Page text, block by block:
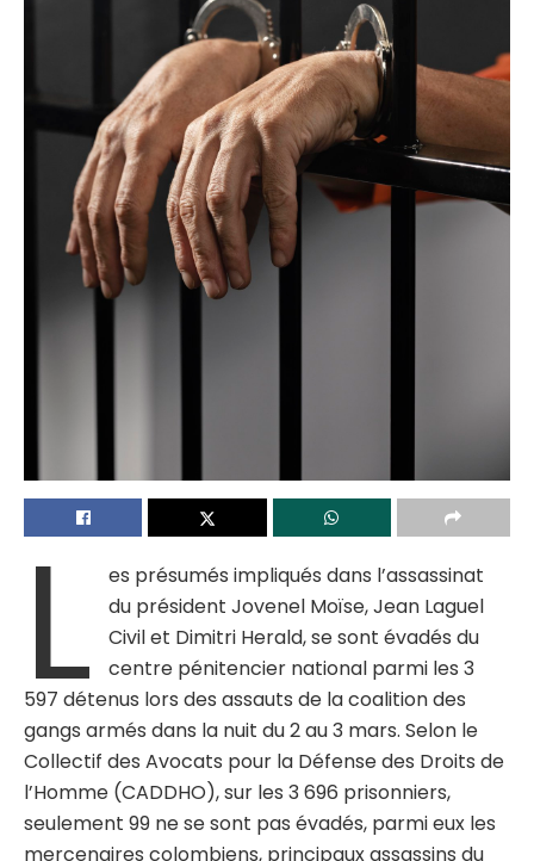
L
es présumés impliqués dans l’assassinat
du président Jovenel Moïse, Jean Laguel
Civil et Dimitri Herald, se sont évadés du
centre pénitencier national parmi les 3
597 détenus lors des assauts de la coalition des
gangs armés dans la nuit du 2 au 3 mars. Selon le
Collectif des Avocats pour la Défense des Droits de
l’Homme (CADDHO), sur les 3 696 prisonniers,
seulement 99 ne se sont pas évadés, parmi eux les
mercenaires colombiens, principaux assassins du